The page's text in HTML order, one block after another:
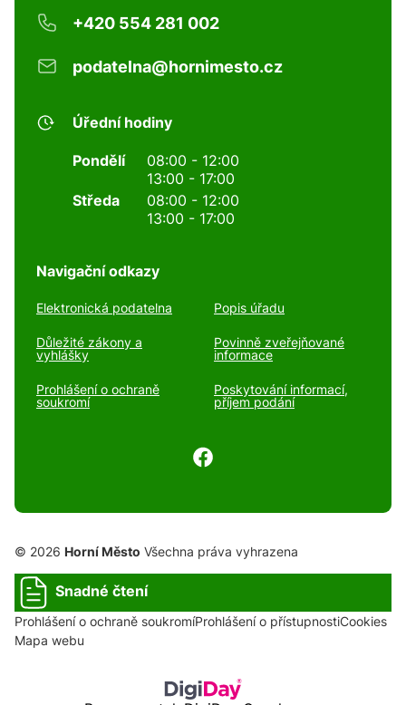
+420 554 281 002
podatelna@hornimesto.cz
Úřední hodiny
Pondělí
08:00 - 12:00
13:00 - 17:00
Středa
08:00 - 12:00
13:00 - 17:00
Navigační odkazy
Elektronická podatelna Popis úřadu
Důležité zákony a
vyhlášky
Povinně zveřejňované
informace
Prohlášení o ochraně
soukromí
Poskytování informací,
příjem podání
© 2026 Horní Město Všechna práva vyhrazena
Snadné čtení
Prohlášení o ochraně soukromíProhlášení o přístupnostiCookies
Mapa webu